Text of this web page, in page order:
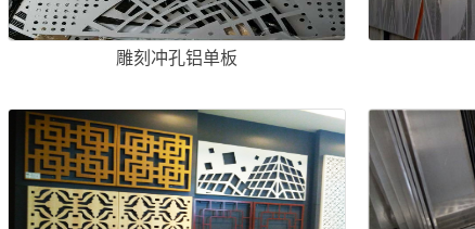
雕刻冲孔铝单板